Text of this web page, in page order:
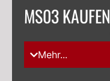
MS03 KAUFEN
Mehr...